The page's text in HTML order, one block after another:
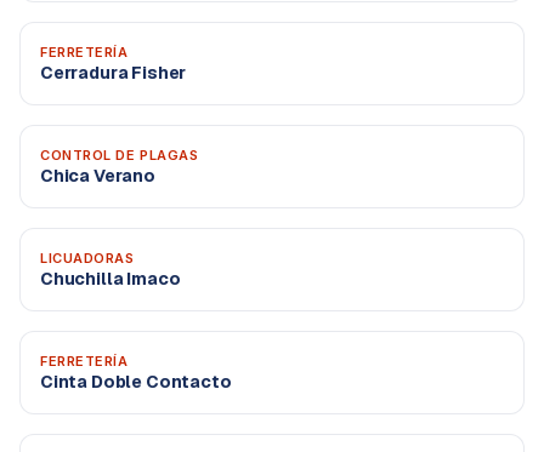
FERRETERÍA
Cerradura Fisher
CONTROL DE PLAGAS
Chica Verano
LICUADORAS
Chuchilla Imaco
FERRETERÍA
Cinta Doble Contacto